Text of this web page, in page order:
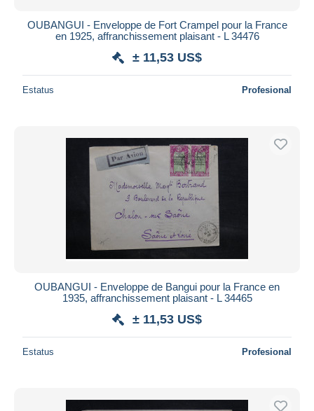
OUBANGUI - Enveloppe de Fort Crampel pour la France
en 1925, affranchissement plaisant - L 34476
± 11,53 US$
Estatus Profesional
OUBANGUI - Enveloppe de Bangui pour la France en
1935, affranchissement plaisant - L 34465
± 11,53 US$
Estatus Profesional